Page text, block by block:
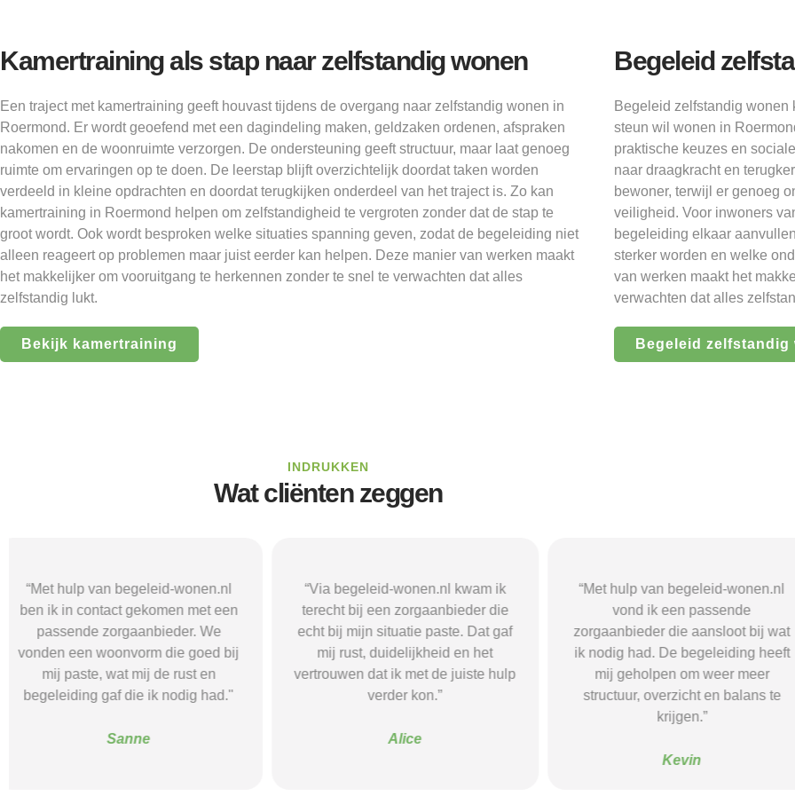
Kamertraining als stap naar zelfstandig wonen
Een traject met kamertraining geeft houvast tijdens de overgang naar zelfstandig wonen in
Roermond. Er wordt geoefend met een dagindeling maken, geldzaken ordenen, afspraken
nakomen en de woonruimte verzorgen. De ondersteuning geeft structuur, maar laat genoeg
ruimte om ervaringen op te doen. De leerstap blijft overzichtelijk doordat taken worden
verdeeld in kleine opdrachten en doordat terugkijken onderdeel van het traject is. Zo kan
kamertraining in Roermond helpen om zelfstandigheid te vergroten zonder dat de stap te
groot wordt. Ook wordt besproken welke situaties spanning geven, zodat de begeleiding niet
alleen reageert op problemen maar juist eerder kan helpen. Deze manier van werken maakt
het makkelijker om vooruitgang te herkennen zonder te snel te verwachten dat alles
zelfstandig lukt.
Bekijk kamertraining
Begeleid
Begeleid zelfstandig
steun wil wonen in
praktische keuzes en
naar draagkracht en
bewoner, terwijl er genoeg
veiligheid. Voor inwoners
begeleiding elkaar
sterker worden en welke
van werken maakt het
verwachten dat alles
Begeleid zelfstandig
INDRUKKEN
Wat cliënten zeggen
“Via begeleid-wonen.nl kwam ik
terecht bij een zorgaanbieder die
echt bij mijn situatie paste. Dat gaf
mij rust, duidelijkheid en het
vertrouwen dat ik met de juiste hulp
verder kon.”
Alice
“Met hulp van begeleid-wonen.nl
vond ik een passende
zorgaanbieder die aansloot bij wat
ik nodig had. De begeleiding heeft
mij geholpen om weer meer
structuur, overzicht en balans te
“Met hulp van begeleid-wonen.nl
ben ik in contact gekomen met
passende zorgaanbieder. We
vonden een woonvorm die goed
mij paste, wat mij de rust en
begeleiding gaf die ik nodig had."